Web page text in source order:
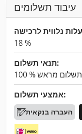
עיבוד תשלומים
18 %
תנאי תשלום:
100 % תשלום מראש
אמצעי תשלום:
העברה בנקאית